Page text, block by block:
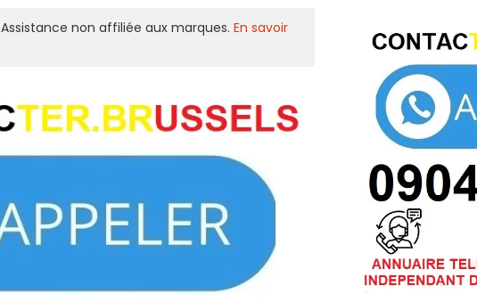
Assistance non affiliée aux marques. En savoir